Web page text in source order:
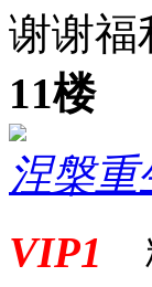
谢谢福
11楼
涅槃
VIP1